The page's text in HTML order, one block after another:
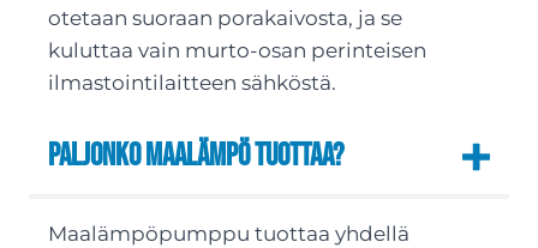
otetaan suoraan porakaivosta, ja se
kuluttaa vain murto-osan perinteisen
ilmastointilaitteen sähköstä.
Paljonko maalämpö tuottaa?
Maalämpöpumppu tuottaa yhdellä